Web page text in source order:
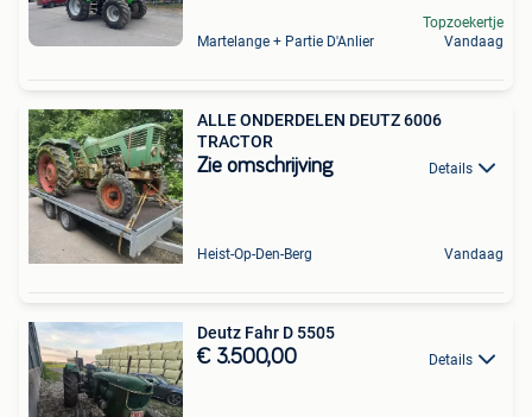
Martelange + Partie D'Anlier
Topzoekertje
Vandaag
ALLE ONDERDELEN DEUTZ 6006
TRACTOR
Zie omschrijving Details
Heist-Op-Den-Berg Vandaag
Deutz Fahr D 5505
€ 3.500,00 Details